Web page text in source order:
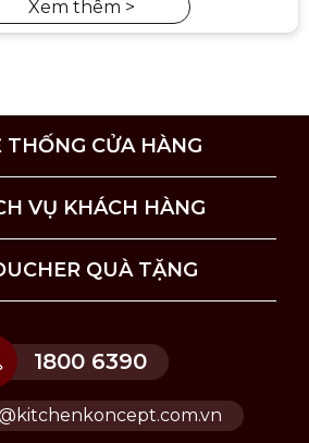
THỐNG CỬA HÀNG
VỤ KHÁCH HÀNG
QUÀ TẶNG
1800 6390